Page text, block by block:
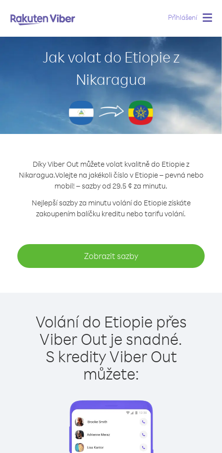
Přihlášení
Jak volat do Etiopie z
Nikaragua
Díky Viber Out můžete volat kvalitně do Etiopie z
Nikaragua.Volejte na jakékoli číslo v Etiopie – pevná nebo
mobil! – sazby od 29.5 ¢ za minutu.
Nejlepší sazby za minutu volání do Etiopie získáte
zakoupením balíčku kreditu nebo tarifu volání.
Zobrazit sazby
Volání do Etiopie přes
Viber Out je snadné.
S kredity Viber Out
můžete: